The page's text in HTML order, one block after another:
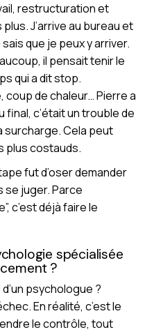
restructuration et
J’arrive au bureau et
que je peux y arriver.
il pensait tenir le
qui a dit stop.
coup de chaleur… Pierre a
final, c’était un trouble de
surcharge. Cela peut
plus costauds.
fut d’oser demander
se juger. Parce
c’est déjà faire le
spécialisée
?
psychologue ?
En réalité, c’est le
le contrôle, tout